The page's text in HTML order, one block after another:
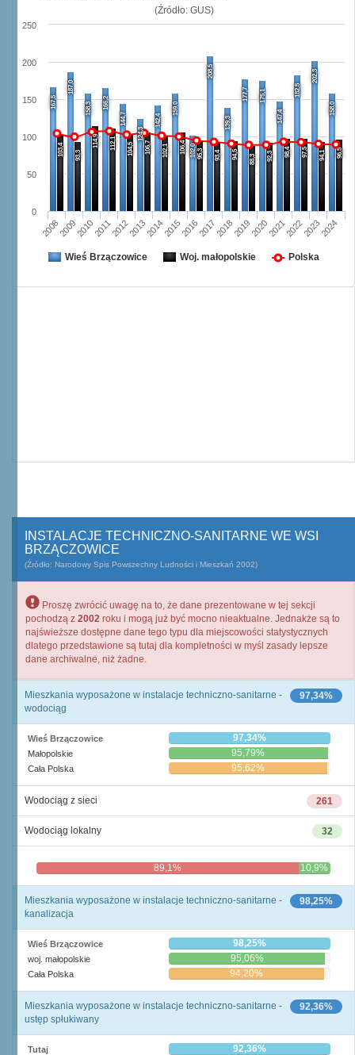
(Źródło: GUS)
167,5
187,0
158,3
166,2
144,7
124,3
142,4
159,0
102,0
208,5
139,3
177,7
175,1
147,4
182,5
202,3
158,0
103,4 93,3
114,9 112,1 104,5 106,7 102,1 106,4 95,3 93,4 94,5 88,3 92,3 98,4 97,5 94,1 96,5
20082009201020112012201320142015201620172018201920202021202220232024
0
50
100
150
200
250
Wieś Brzączowice Woj. małopolskie Polska
INSTALACJE TECHNICZNO-SANITARNE WE WSI
BRZĄCZOWICE
(Źródło: Narodowy Spis Powszechny Ludności i Mieszkań 2002)
Proszę zwrócić uwagę na to, że dane prezentowane w tej sekcji
pochodzą z 2002 roku i mogą już być mocno nieaktualne. Jednakże są to
najświeższe dostępne dane tego typu dla miejscowości statystycznych
dlatego przedstawione są tutaj dla kompletności w myśl zasady lepsze
dane archiwalne, niż żadne.
97,34%
Mieszkania wyposażone w instalacje techniczno-sanitarne -
wodociąg
Wieś Brzączowice 97,34%
Małopolskie 95,79%
Cała Polska 95,62%
261
Wodociąg z sieci
32
Wodociąg lokalny
89,1% 10,9%
98,25%
Mieszkania wyposażone w instalacje techniczno-sanitarne -
kanalizacja
Wieś Brzączowice 98,25%
woj. małopolskie 95,06%
Cała Polska 94,20%
92,36%
Mieszkania wyposażone w instalacje techniczno-sanitarne -
ustęp spłukiwany
Tutaj 92,36%